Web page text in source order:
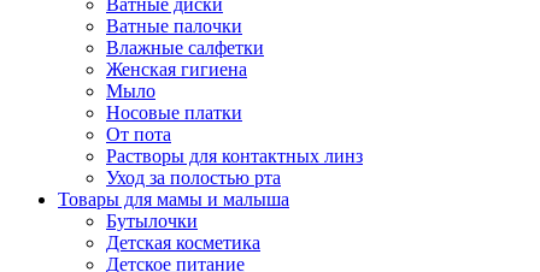
Ватные диски
Ватные палочки
Влажные салфетки
Женская гигиена
Мыло
Носовые платки
От пота
Растворы для контактных линз
Уход за полостью рта
Товары для мамы и малыша
Бутылочки
Детская косметика
Детское питание